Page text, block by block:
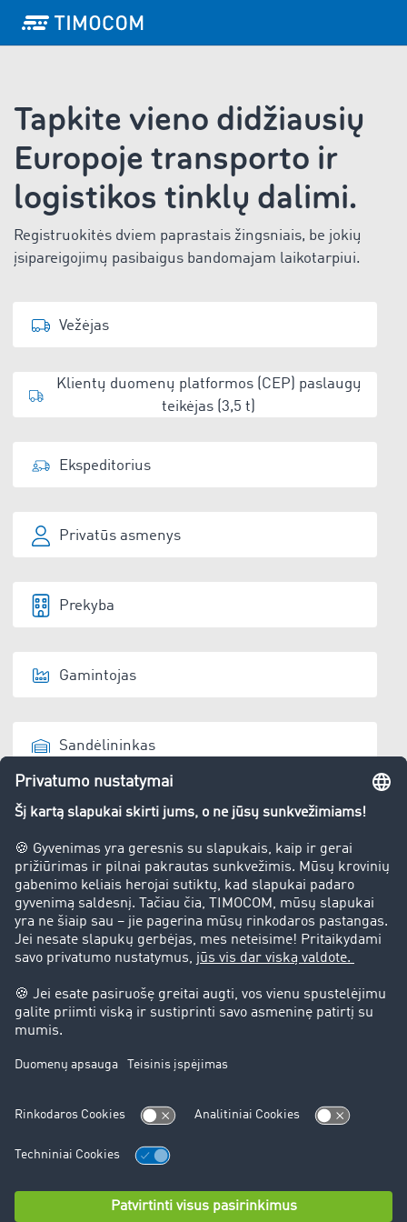
Tapkite vieno didžiausių
Europoje transporto ir
logistikos tinklų dalimi.
Registruokitės dviem paprastais žingsniais, be jokių
įsipareigojimų pasibaigus bandomajam laikotarpiui.
Vežėjas
Klientų duomenų platformos (CEP) paslaugų
teikėjas (3,5 t)
Ekspeditorius
Privatūs asmenys
Prekyba
Gamintojas
Sandėlininkas
Atliekų išvežimas
Kontaktai
+48 71 737 26 20
sales.lt@timocom.com
bendrąsias sąlygas